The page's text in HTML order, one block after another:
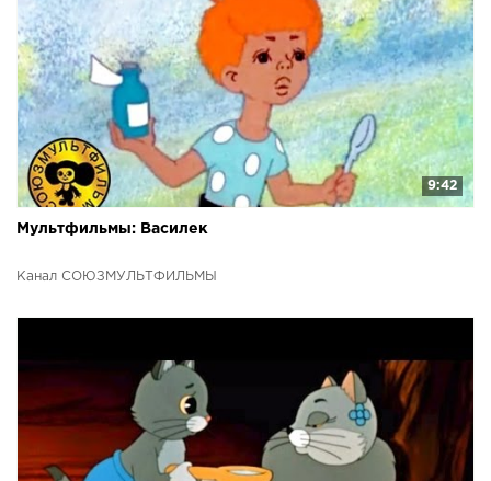
9:42
Мультфильмы: Василек
Канал СОЮЗМУЛЬТФИЛЬМЫ